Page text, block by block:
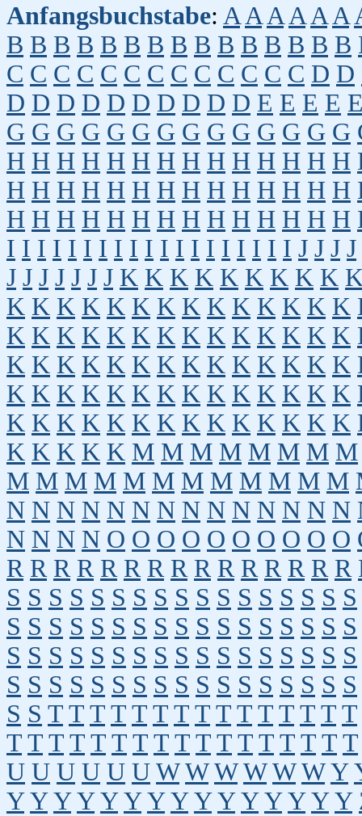
Anfangsbuchstabe: A A A A A A
B B B B B B B B B B B B B B B
C C C C C C C C C C C C C D D
D D D D D D D D D D E E E E
G G G G G G G G G G G G G G
H H H H H H H H H H H H H H
H H H H H H H H H H H H H H
H H H H H H H H H H H H H H
I I I I I I I I I I I I I I I I I I I J J J J
J J J J J J J K K K K K K K K K
K K K K K K K K K K K K K K
K K K K K K K K K K K K K K
K K K K K K K K K K K K K K
K K K K K K K K K K K K K K
K K K K K K K K K K K K K K
K K K K K M M M M M M M M
M M M M M M M M M M M M
N N N N N N N N N N N N N N
N N N N O O O O O O O O O O
R R R R R R R R R R R R R R R
S S S S S S S S S S S S S S S S S
S S S S S S S S S S S S S S S S S
S S S S S S S S S S S S S S S S S
S S S S S S S S S S S S S S S S S
S S T T T T T T T T T T T T T T T
T T T T T T T T T T T T T T T T T
U U U U U U W W W W W W Y
Y Y Y Y Y Y Y Y Y Y Y Y Y Y Y